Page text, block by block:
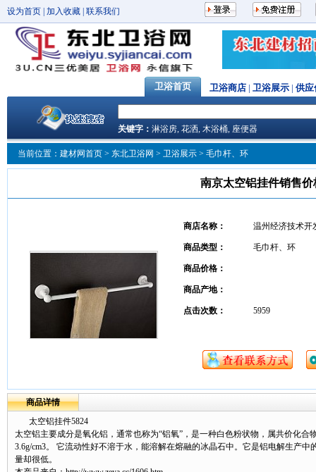
设为首页 加入收藏 联系我们
卫浴首页 卫浴商店| 卫浴展示| 供应
关键字： 淋浴房, 花洒, 木浴桶, 座便器
当前位置： 建材网首页 > 东北卫浴网 > 卫浴展示 > 毛巾杆、环
南京太空铝挂件销售价
商店名称： 温州经济技术开
商品类型： 毛巾杆、环
商品价格：
商品产地：
点击次数： 5959
商品详情
太空铝挂件5824
太空铝主要成分是氧化铝，通常也称为“铝氧”，是一种白色粉状物，属共价化
3.6g/cm3。 它流动性好不溶于水，能溶解在熔融的冰晶石中。它是铝电解生产
量却很低。